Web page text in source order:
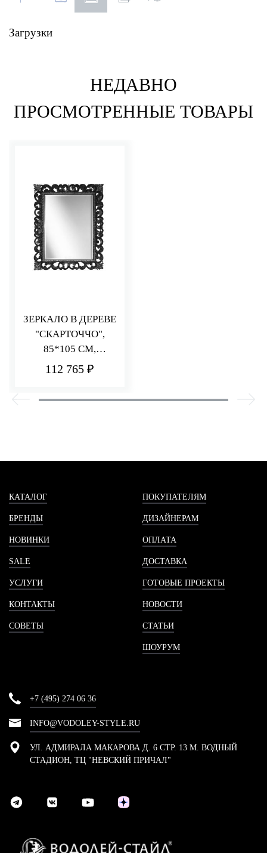
Загрузки
НЕДАВНО
ПРОСМОТРЕННЫЕ ТОВАРЫ
ЗЕРКАЛО В ДЕРЕВЕ
"СКАРТОЧЧО",
85*105 СМ,
"СУСАЛЬНОЕ
112 765 ₽
КАТАЛОГ
БРЕНДЫ
НОВИНКИ
SALE
УСЛУГИ
КОНТАКТЫ
СОВЕТЫ
ПОКУПАТЕЛЯМ
ДИЗАЙНЕРАМ
ОПЛАТА
ДОСТАВКА
ГОТОВЫЕ ПРОЕКТЫ
НОВОСТИ
СТАТЬИ
ШОУРУМ
+7 (495) 274 06 36
INFO@VODOLEY-STYLE.RU
УЛ. АДМИРАЛА МАКАРОВА Д. 6 СТР. 13 М. ВОДНЫЙ
СТАДИОН, ТЦ "НЕВСКИЙ ПРИЧАЛ"